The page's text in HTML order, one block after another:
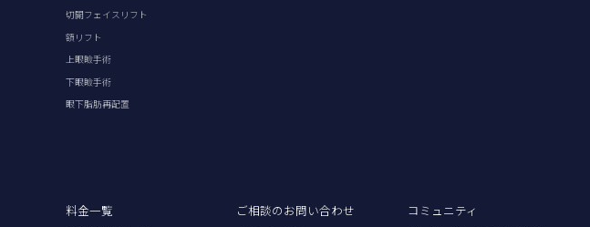
切開フェイスリフト
額リフト
上眼瞼手術
下眼瞼手術
眼下脂肪再配置
料金一覧 ご相談のお問い合わせ コミュニティ